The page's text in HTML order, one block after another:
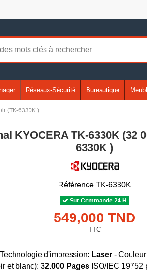
Réseaux-Sécurité Bureautique
(TK-6330K )
KYOCERA TK-6330K (32
6330K )
Référence TK-6330K
Sur Commande 24 H
549,000 TND
TTC
Technologie d'impression: Laser- Couleur
et blanc): 32.000Pages ISO/IEC